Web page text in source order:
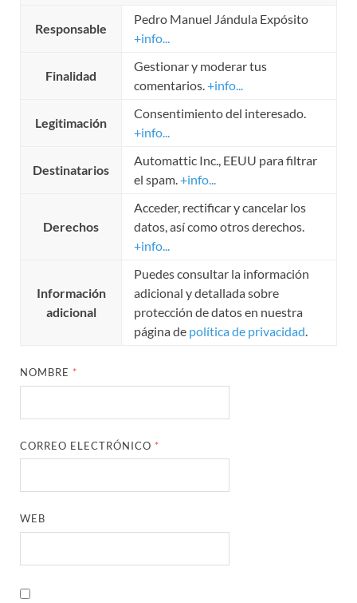
Responsable
Pedro Manuel Jándula Expósito
+info...
Finalidad
Gestionar y moderar tus
comentarios.+info...
Legitimación
Consentimiento del interesado.
+info...
Destinatarios
Automattic Inc., EEUU para filtrar
el spam.+info...
Derechos
Acceder, rectificar y cancelar los
datos, así como otros derechos.
+info...
Información
adicional
Puedes consultar la información
adicional y detallada sobre
protección de datos en nuestra
página de política de privacidad.
NOMBRE *
CORREO ELECTRÓNICO *
WEB